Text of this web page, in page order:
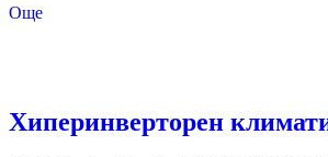
Още
Хиперинверторен